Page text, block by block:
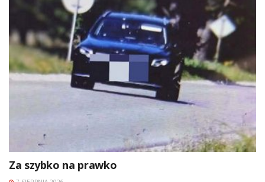
Za szybko na prawko